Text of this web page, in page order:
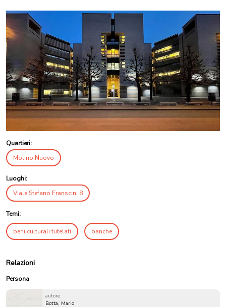
Quartieri:
Molino Nuovo
Luoghi:
Viale Stefano Franscini 8
Temi:
beni culturali tutelati banche
Relazioni
Persona
autore
Botta, Mario